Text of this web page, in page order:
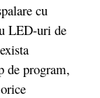
cu
LED-uri de
de program,